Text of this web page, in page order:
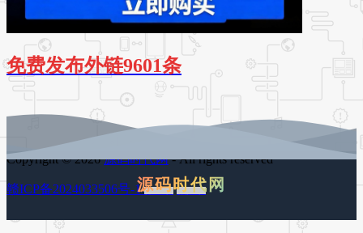
免费发布外链9601条
Copyright © 2026源码时代网- All rights reserved
赣ICP备2024033506号-1百度地图 谷歌地图
源码时代网